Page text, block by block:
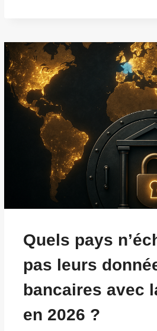
Quels pays
pas leurs
bancaires avec
en 2026 ?